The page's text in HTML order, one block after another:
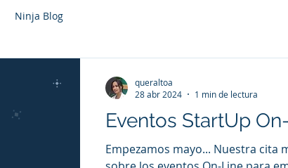
Ninja Blog
Eventos StartUp
Empezamos mayo... Nuestra cita
queraltoa
28 abr 2024
1 min de lectura